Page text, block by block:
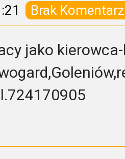
Brak
jako